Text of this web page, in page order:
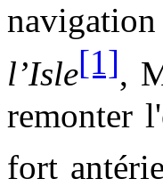
l’Isle[1],
remonter
fort